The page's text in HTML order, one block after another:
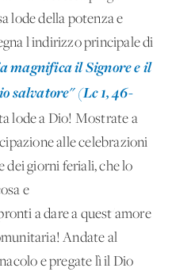
lode della potenza e
l'indirizzo principale di
magnifica il Signore e il
salvatore" (Lc 1, 46-
lode a Dio! Mostrate a
alle celebrazioni
dei giorni feriali, che lo
e
a dare a quest'amore
Andate al
e pregate lì il Dio